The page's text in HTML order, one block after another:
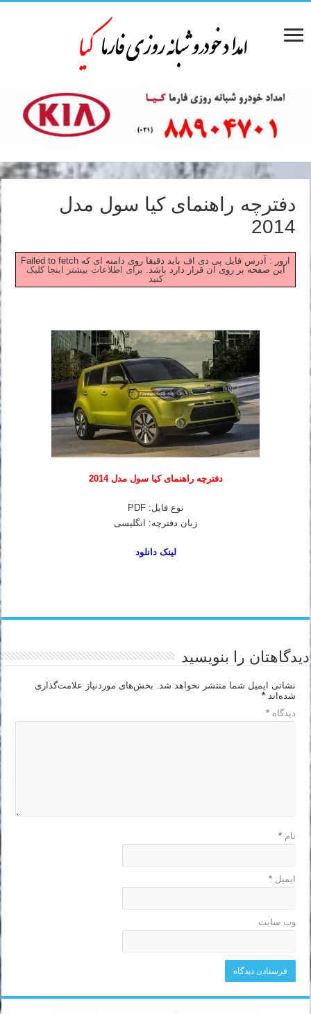
دفترچه راهنمای کیا سول مدل
2014
Failed to fetch ارور : آدرس فایل پی دی اف باید دقیقا روی دامنه ای که
این صفحه بر روی آن قرار دارد باشد. برای اطلاعات بیشتر اینجا کلیک
کنید
دفترچه راهنمای کیا سول مدل 2014
نوع فایل: PDF
زبان دفترچه: انگلیسی
لینک دانلود
دیدگاهتان را بنویسید
نشانی ایمیل شما منتشر نخواهد شد.
بخش‌های موردنیاز علامت‌گذاری
شده‌اند*
دیدگاه*
نام*
ایمیل*
وب‌ سایت